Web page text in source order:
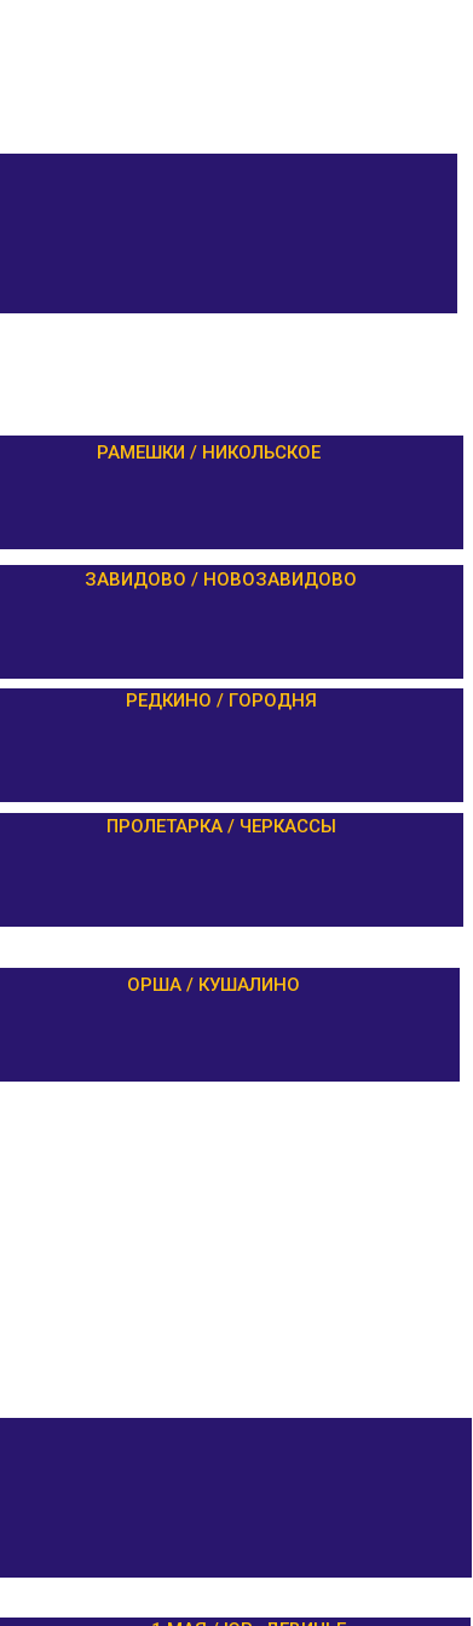
ОРША / КУШАЛИНО
РАМЕШКИ / НИКОЛЬСКОЕ
ЗАВИДОВО / НОВОЗАВИДОВО
РЕДКИНО / ГОРОДНЯ
ПРОЛЕТАРКА / ЧЕРКАССЫ